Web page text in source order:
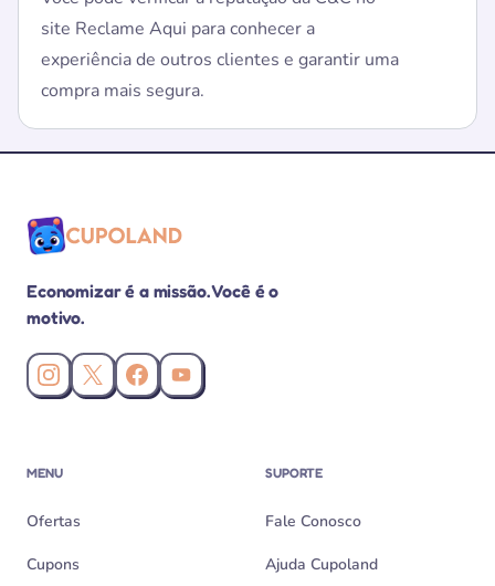
site Reclame Aqui para conhecer a
experiência de outros clientes e garantir uma
compra mais segura.
Economizar é a missão. Você é o
motivo.
Instagram da Cupoland
X (Twitter) da Cupoland
Facebook da Cupoland
Canal da Cupoland no YouTube
MENU
Ofertas
Cupons
SUPORTE
Fale Conosco
Ajuda Cupoland